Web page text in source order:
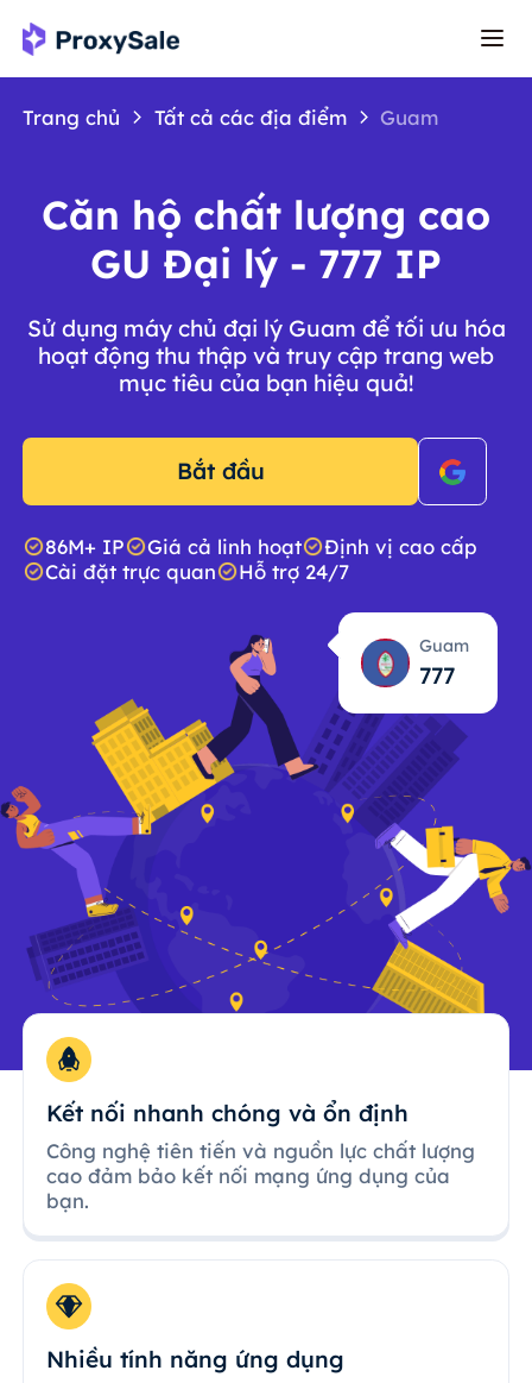
Trang chủ Tất cả các địa điểm Guam
Căn hộ chất lượng cao
GU Đại lý - 777 IP
Sử dụng máy chủ đại lý Guam để tối ưu hóa
hoạt động thu thập và truy cập trang web
mục tiêu của bạn hiệu quả!
Bắt đầu
86M+ IP Giá cả linh hoạt
Định vị cao cấp
Cài đặt trực quan
Hỗ trợ 24/7
Guam
777
Kết nối nhanh chóng và ổn định
Công nghệ tiên tiến và nguồn lực chất lượng
cao đảm bảo kết nối mạng ứng dụng của
bạn.
Nhiều tính năng ứng dụng